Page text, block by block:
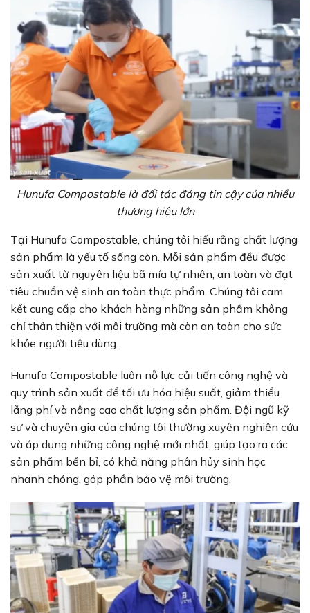
Hunufa Compostable là đối tác đáng tin cậy của nhiều
thương hiệu lớn
Tại Hunufa Compostable, chúng tôi hiểu rằng chất lượng
sản phẩm là yếu tố sống còn. Mỗi sản phẩm đều được
sản xuất từ nguyên liệu bã mía tự nhiên, an toàn và đạt
tiêu chuẩn vệ sinh an toàn thực phẩm. Chúng tôi cam
kết cung cấp cho khách hàng những sản phẩm không
chỉ thân thiện với môi trường mà còn an toàn cho sức
khỏe người tiêu dùng.
Hunufa Compostable luôn nỗ lực cải tiến công nghệ và
quy trình sản xuất để tối ưu hóa hiệu suất, giảm thiểu
lãng phí và nâng cao chất lượng sản phẩm. Đội ngũ kỹ
sư và chuyên gia của chúng tôi thường xuyên nghiên cứu
và áp dụng những công nghệ mới nhất, giúp tạo ra các
sản phẩm bền bỉ, có khả năng phân hủy sinh học
nhanh chóng, góp phần bảo vệ môi trường.